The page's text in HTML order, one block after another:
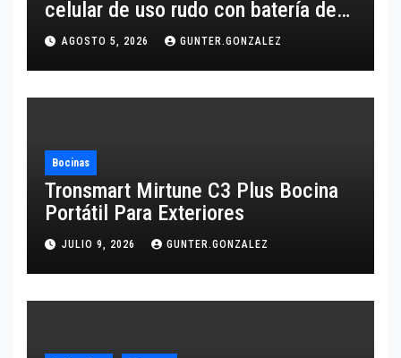
celular de uso rudo con batería de
10,600 mAh
AGOSTO 5, 2026 GUNTER.GONZALEZ
Bocinas
Tronsmart Mirtune C3 Plus Bocina
Portátil Para Exteriores
JULIO 9, 2026 GUNTER.GONZALEZ